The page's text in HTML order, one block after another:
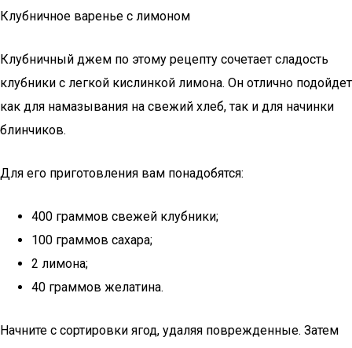
Клубничное варенье с лимоном
Клубничный джем по этому рецепту сочетает сладость
клубники с легкой кислинкой лимона. Он отлично подойдет
как для намазывания на свежий хлеб, так и для начинки
блинчиков.
Для его приготовления вам понадобятся:
400 граммов свежей клубники;
100 граммов сахара;
2 лимона;
40 граммов желатина.
Начните с сортировки ягод, удаляя поврежденные. Затем